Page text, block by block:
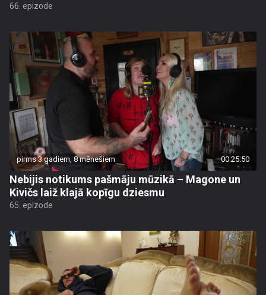
66. epizode
pirms 3 gadiem, 8 mēnešiem 00:25:50
Nebijis notikums pašmāju mūzikā – Magone un
Kivičs laiž klajā kopīgu dziesmu
65. epizode